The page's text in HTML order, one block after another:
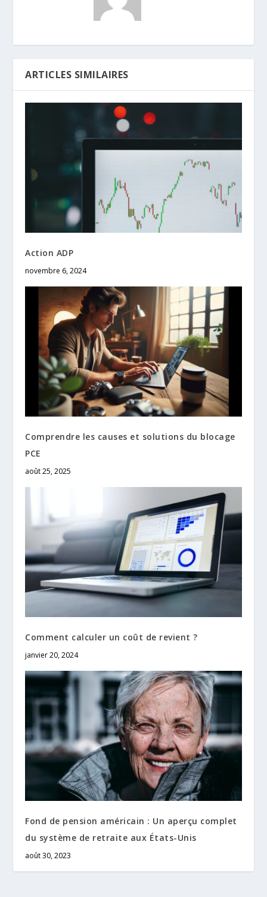
ARTICLES SIMILAIRES
Action ADP
novembre 6, 2024
Comprendre les causes et solutions du blocage
PCE
août 25, 2025
Comment calculer un coût de revient ?
janvier 20, 2024
Fond de pension américain : Un aperçu complet
du système de retraite aux États-Unis
août 30, 2023